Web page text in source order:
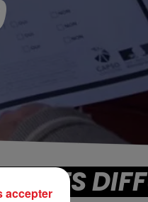
TITRES
accepter